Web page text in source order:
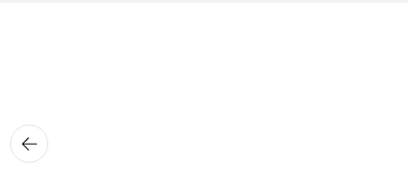
뒤로가
기